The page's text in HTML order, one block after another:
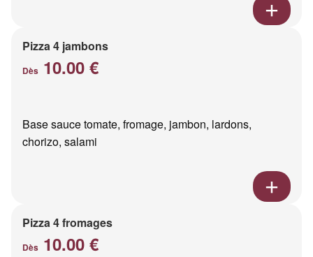
Pizza 4 jambons
Dès 10.00 €
Base sauce tomate, fromage, jambon, lardons,
chorizo, salami
Pizza 4 fromages
Dès 10.00 €